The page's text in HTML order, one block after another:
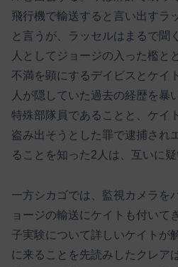
飛行機で輸送すると言い出すラ
と言うが、ラッセルはまるで聞
人としてジョージの入った檻と
不満を顕にするデイビスとケイ
人が隠していた過去の経歴を暴
特殊部隊員であることと、ケイ
盗み出そうとした罪で逮捕され
ることを知った2人は、互いに
一方シカゴでは、監視カメラを
ョージの輸送にケイトも付いて
子実験について詳しいケイトが
に来ることを先読みしたクレア